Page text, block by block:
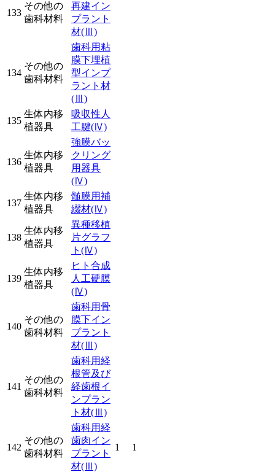
133
その他の
歯科材料
再建イン
プラント
材(Ⅲ)
134
その他の
歯科材料
歯科用粘
膜下埋植
型インプ
ラント材
(Ⅲ)
135
生体内移
植器具
吸収性人
工腱(Ⅳ)
136
生体内移
植器具
強膜バッ
クリング
用器具
(Ⅳ)
137
生体内移
植器具
髄膜用補
綴材(Ⅳ)
138
生体内移
植器具
異種移植
片グラフ
ト (Ⅳ)
139
生体内移
植器具
ヒト合成
人工硬膜
(Ⅳ)
140
その他の
歯科材料
歯科用骨
膜下イン
プラント
材(Ⅲ)
141
その他の
歯科材料
歯科用経
根管及び
経歯根イ
ンプラン
ト材(Ⅲ)
142
その他の
歯科材料
歯科用経
歯肉イン
プラント
材(Ⅲ)
1 1